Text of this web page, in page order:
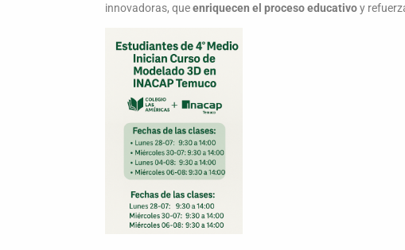
innovadoras, queenriquecen el proceso educativoy